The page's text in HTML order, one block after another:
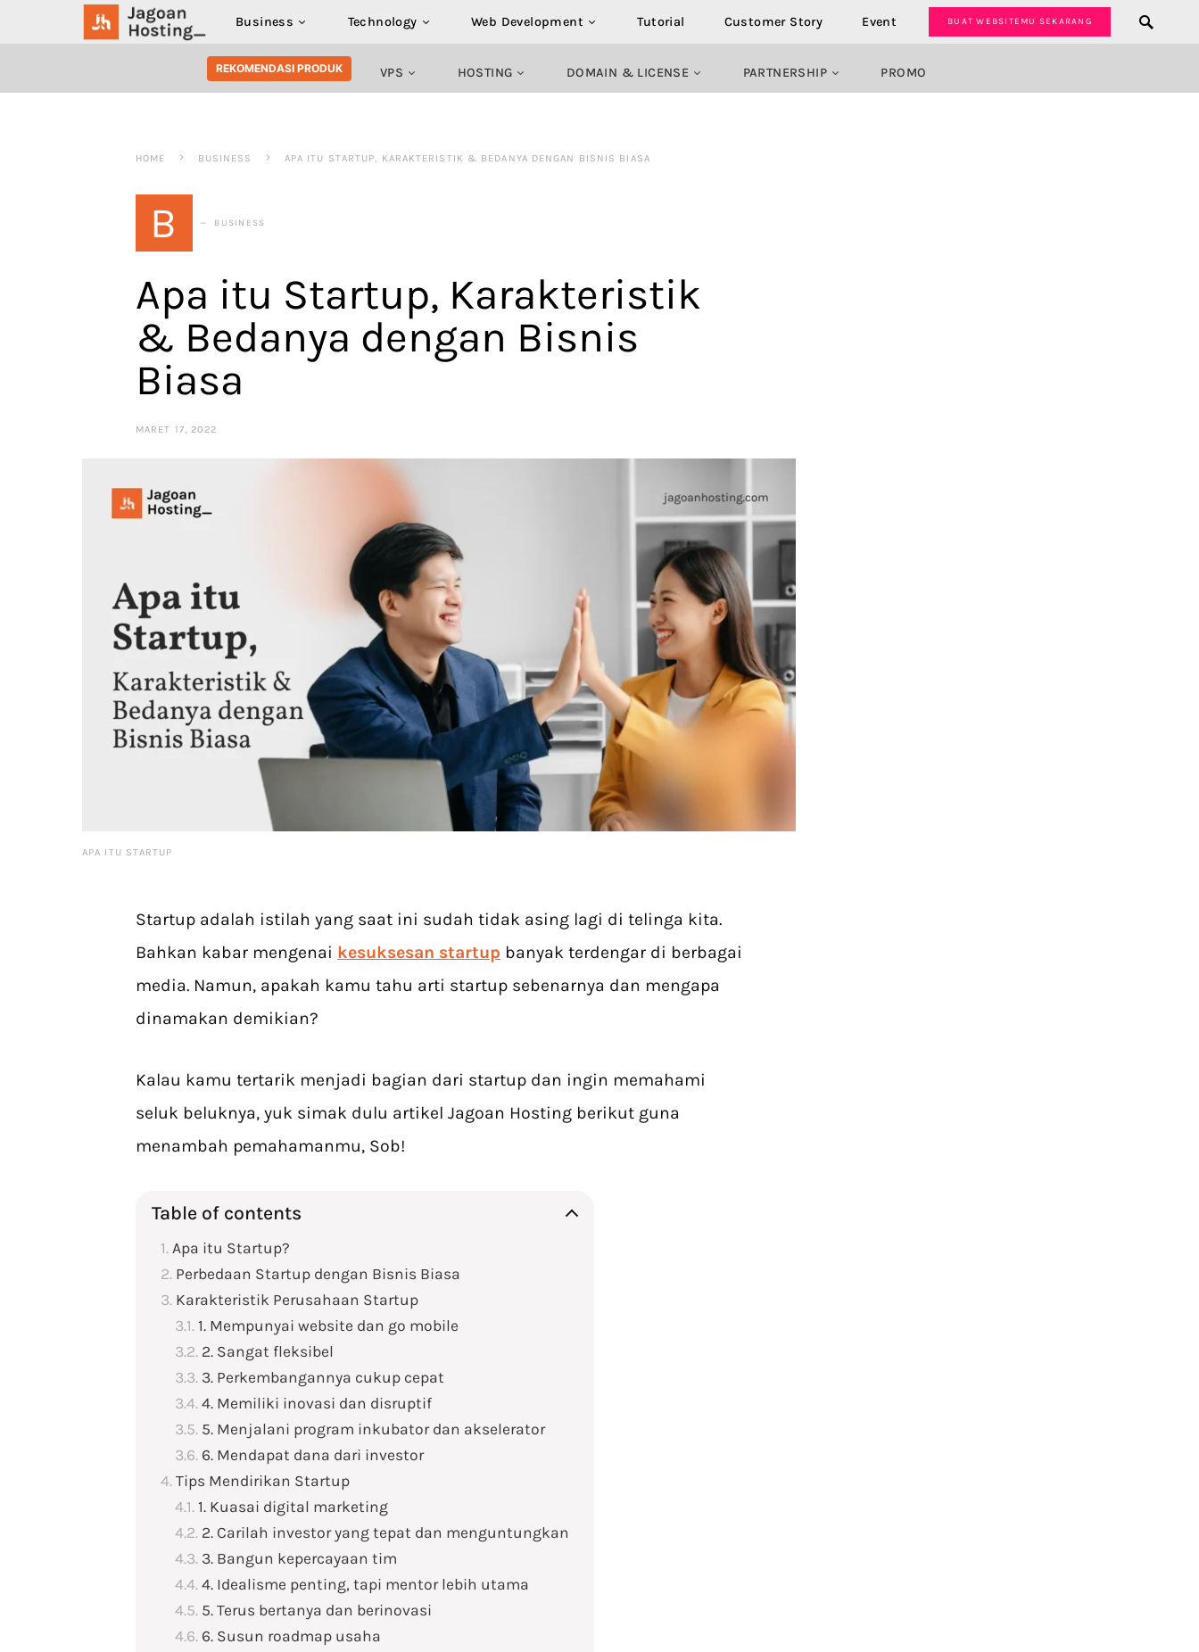
Business Technology Web Development Tutorial Customer Story Event BUAT WEBSITEMU SEKARANG
SEARCH FOR:
REKOMENDASI PRODUK VPS HOSTING DOMAIN & LICENSE PARTNERSHIP PROMO
HOME BUSINESS APA ITU STARTUP, KARAKTERISTIK & BEDANYA DENGAN BISNIS BIASA
B BUSINESS
Apa itu Startup, Karakteristik
& Bedanya dengan Bisnis
Biasa
MARET 17, 2022
APA ITU STARTUP
Startup adalah istilah yang saat ini sudah tidak asing lagi di telinga kita.
Bahkan kabar mengenai kesuksesan startup banyak terdengar di berbagai
media. Namun, apakah kamu tahu arti startup sebenarnya dan mengapa
dinamakan demikian?
Kalau kamu tertarik menjadi bagian dari startup dan ingin memahami
seluk beluknya, yuk simak dulu artikel Jagoan Hosting berikut guna
menambah pemahamanmu, Sob!
Table of contents
Apa itu Startup?
Perbedaan Startup dengan Bisnis Biasa
Karakteristik Perusahaan Startup
1. Mempunyai website dan go mobile
2. Sangat fleksibel
3. Perkembangannya cukup cepat
4. Memiliki inovasi dan disruptif
5. Menjalani program inkubator dan akselerator
6. Mendapat dana dari investor
Tips Mendirikan Startup
1. Kuasai digital marketing
2. Carilah investor yang tepat dan menguntungkan
3. Bangun kepercayaan tim
4. Idealisme penting, tapi mentor lebih utama
5. Terus bertanya dan berinovasi
6. Susun roadmap usaha